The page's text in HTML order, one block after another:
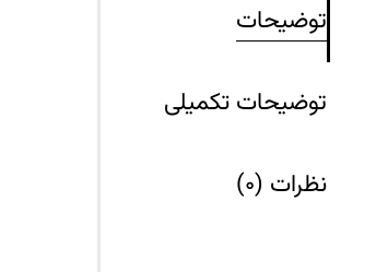
توضیحات
توضیحات تکمیلی
نظرات (0)